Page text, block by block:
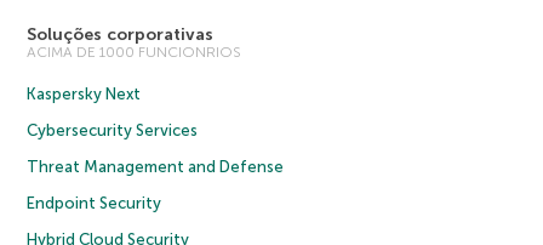
Soluções corporativas
ACIMA DE 1000 FUNCIONRIOS
Kaspersky Next
Cybersecurity Services
Threat Management and Defense
Endpoint Security
Hybrid Cloud Security